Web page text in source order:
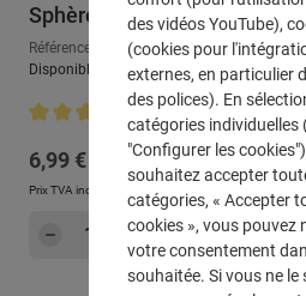
Sphère "Bois de racine"
Référence : 520527
Disponible, délai de livraison : env. 2-3
Note moyenne de 5 sur 5 étoiles
Prix régulier :
6,99 €
Prix TVA incluse, en sus
Quantité de produit :
Dans le
des vidéos YouTube),
(cookies pour
externes, en particulier
des polices). En
catégories individuelles
"Configurer les
souhaitez accepter
catégories, « Accepter
cookies », vous pouvez
votre consentement
souhaitée. Si vous ne le